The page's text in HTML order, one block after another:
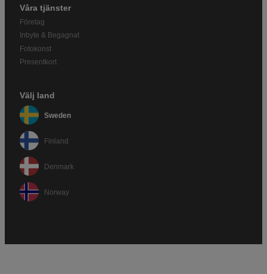
Våra tjänster
Företag
Inbyte & Begagnat
Fotokonst
Presentkort
Välj land
Sweden
Finland
Denmark
Norway